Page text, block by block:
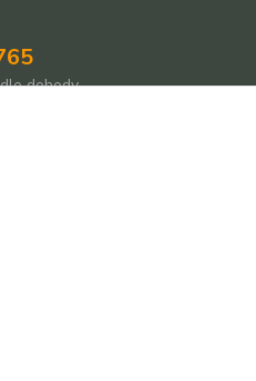
dohody